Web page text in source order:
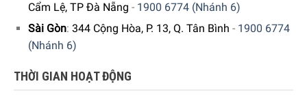
Chỉ cần một cái nhấc máy là bạn sẽ có ngay nét đẹp ma mị
này để tô điểm thêm cho không gian ngôi nha bạn.
Cẩm Lệ, TP Đà Nẵng - 1900 6774 (Nhánh 6)
Sài Gòn: 344 Cộng Hòa, P. 13, Q. Tân Bình - 1900 6774
(Nhánh 6)
THỜI GIAN HOẠT ĐỘNG